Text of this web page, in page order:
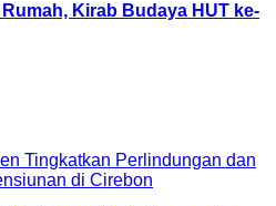
Kirab Budaya HUT ke-